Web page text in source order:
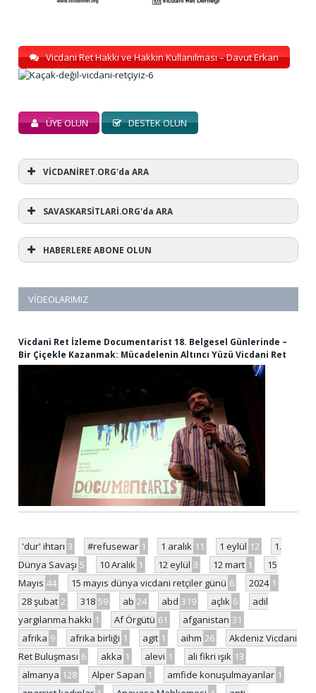
Vicdani Ret Hakkı ve Hakkın Kullanılması – Davut Erkan
ÜYE OLUN DESTEK OLUN
VİCDANİRET.ORG'da ARA
SAVASKARSİTLARİ.ORG'da ARA
HABERLERE ABONE OLUN
VIDEOLARIMIZ
Vicdani Ret İzleme Documentarist 18. Belgesel Günlerinde –
Bir Çiçekle Kazanmak: Mücadelenin Altıncı Yüzü Vicdani Ret
'dur' ihtarı 3 #refusewar 1 1 aralık 11 1 eylül 12
1.
Dünya Savaşı 5 10 Aralık 1 12 eylül 3 12 mart 1
15
Mayıs 44 15 mayıs dünya vicdani retçiler günü 6 2024 1
28 şubat 2 318 59 ab 24 abd 319 açlık 6
adil
yargılanma hakkı 1 Af Örgütü 61 afganistan 31
afrika 9 afrika birliği 1 agit 1 aihm 26
Akdeniz Vicdani
Ret Buluşması 6 akka 1 alevi 1 ali fikri ışık 13
almanya 128 Alper Sapan 1 amfide konuşulmayanlar 1